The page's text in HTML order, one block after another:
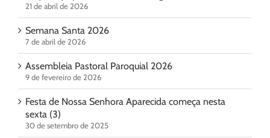
21 de abril de 2026
Semana Santa 2026
7 de abril de 2026
Assembleia Pastoral Paroquial 2026
9 de fevereiro de 2026
Festa de Nossa Senhora Aparecida começa nesta
sexta (3)
30 de setembro de 2025